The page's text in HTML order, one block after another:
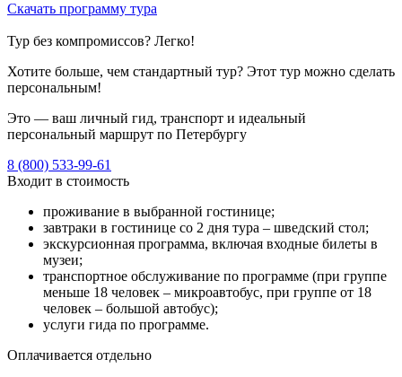
Скачать программу тура
Тур без компромиссов? Легко!
Хотите больше, чем стандартный тур? Этот тур можно сделать
персональным!
Это — ваш личный гид, транспорт и идеальный
персональный маршрут по Петербургу
8 (800) 533-99-61
Входит в стоимость
проживание в выбранной гостинице;
завтраки в гостинице со 2 дня тура – шведский стол;
экскурсионная программа, включая входные билеты в
музеи;
транспортное обслуживание по программе (при группе
меньше 18 человек – микроавтобус, при группе от 18
человек – большой автобус);
услуги гида по программе.
Оплачивается отдельно